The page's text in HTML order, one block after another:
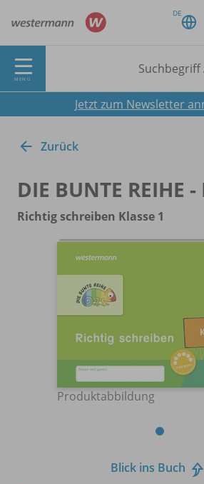
DE
MENÜ
Jetzt zum Newsletter
Zurück
DIE BUNTE REIHE
Richtig schreiben Klasse 1
Produktabbildung
Blick ins Buch